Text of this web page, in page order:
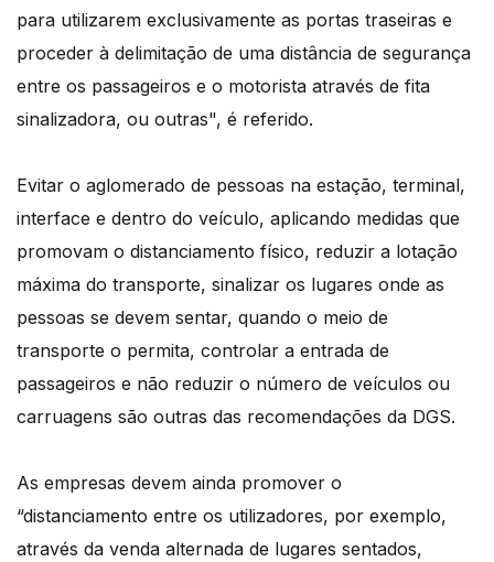
para utilizarem exclusivamente as portas traseiras e
proceder à delimitação de uma distância de segurança
entre os passageiros e o motorista através de fita
sinalizadora, ou outras", é referido.
Evitar o aglomerado de pessoas na estação, terminal,
interface e dentro do veículo, aplicando medidas que
promovam o distanciamento físico, reduzir a lotação
máxima do transporte, sinalizar os lugares onde as
pessoas se devem sentar, quando o meio de
transporte o permita, controlar a entrada de
passageiros e não reduzir o número de veículos ou
carruagens são outras das recomendações da DGS.
As empresas devem ainda promover o
“distanciamento entre os utilizadores, por exemplo,
através da venda alternada de lugares sentados,